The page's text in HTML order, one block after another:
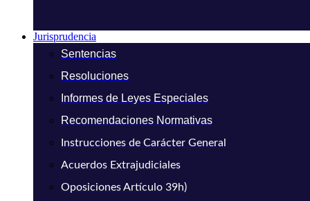
Jurisprudencia
Sentencias
Resoluciones
Informes de Leyes Especiales
Recomendaciones Normativas
Instrucciones de Carácter General
Acuerdos Extrajudiciales
Oposiciones Artículo 39h)